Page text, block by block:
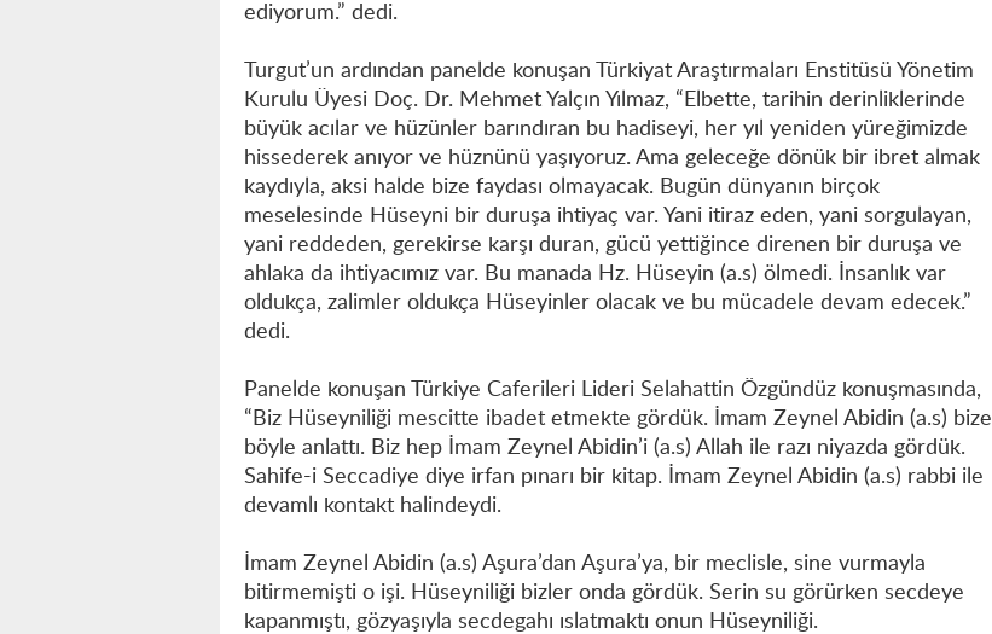
ediyorum.” dedi.
Turgut’un ardından panelde konuşan Türkiyat Araştırmaları Enstitüsü Yönetim
Kurulu Üyesi Doç. Dr. Mehmet Yalçın Yılmaz, “Elbette, tarihin derinliklerinde
büyük acılar ve hüzünler barındıran bu hadiseyi, her yıl yeniden yüreğimizde
hissederek anıyor ve hüznünü yaşıyoruz. Ama geleceğe dönük bir ibret almak
kaydıyla, aksi halde bize faydası olmayacak. Bugün dünyanın birçok
meselesinde Hüseyni bir duruşa ihtiyaç var. Yani itiraz eden, yani sorgulayan,
yani reddeden, gerekirse karşı duran, gücü yettiğince direnen bir duruşa ve
ahlaka da ihtiyacımız var. Bu manada Hz. Hüseyin (a.s) ölmedi. İnsanlık var
oldukça, zalimler oldukça Hüseyinler olacak ve bu mücadele devam edecek.”
dedi.
Panelde konuşan Türkiye Caferileri Lideri Selahattin Özgündüz konuşmasında,
“Biz Hüseyniliği mescitte ibadet etmekte gördük. İmam Zeynel Abidin (a.s) bize
böyle anlattı. Biz hep İmam Zeynel Abidin’i (a.s) Allah ile razı niyazda gördük.
Sahife-i Seccadiye diye irfan pınarı bir kitap. İmam Zeynel Abidin (a.s) rabbi ile
devamlı kontakt halindeydi.
İmam Zeynel Abidin (a.s) Aşura’dan Aşura’ya, bir meclisle, sine vurmayla
bitirmemişti o işi. Hüseyniliği bizler onda gördük. Serin su görürken secdeye
kapanmıştı, gözyaşıyla secdegahı ıslatmaktı onun Hüseyniliği.